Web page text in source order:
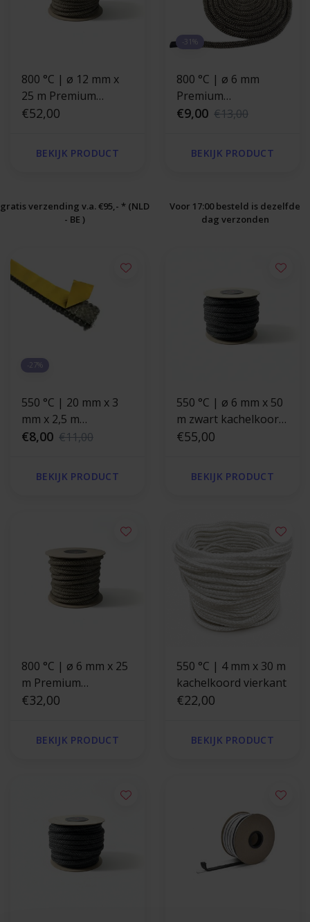
800 °C | ø 12 mm x
25 m Premium
kachelkoord rond
€52,00
BEKIJK PRODUCT
-31%
800 °C | ø 6 mm
Premium
kachelkoord
€9,00 €13,00
BEKIJK PRODUCT
gratis verzending v.a. €95,- * (NLD
- BE )
Voor 17:00 besteld is dezelfde
dag verzonden
-27%
550 °C | 20 mm x 3
mm x 2,5 m
Hittebestendige
kachelkoord
€8,00 €11,00
BEKIJK PRODUCT
550 °C | ø 6 mm x 50
m zwart kachelkoord
rond
€55,00
BEKIJK PRODUCT
800 °C | ø 6 mm x 25
m Premium
kachelkoord rond
€32,00
BEKIJK PRODUCT
550 °C | 4 mm x 30 m
kachelkoord vierkant
€22,00
BEKIJK PRODUCT